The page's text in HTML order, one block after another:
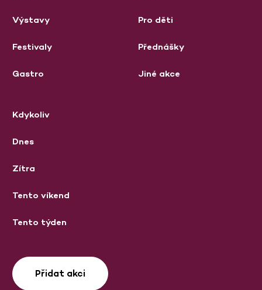
Výstavy
Festivaly
Gastro
Pro děti
Přednášky
Jiné akce
Kdykoliv
Dnes
Zítra
Tento víkend
Tento týden
Přidat akci